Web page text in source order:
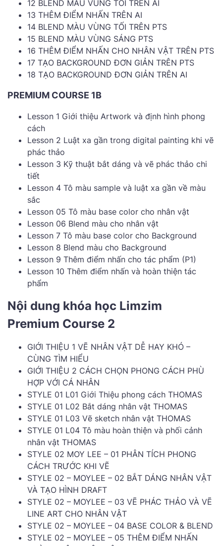
12 BLEND MÀU VÙNG TỐI TRÊN AI
13 THÊM ĐIỂM NHẤN TRÊN AI
14 BLEND MÀU VÙNG TỐI TRÊN PTS
15 BLEND MÀU VÙNG SÁNG PTS
16 THÊM ĐIỂM NHẤN CHO NHÂN VẬT TRÊN PTS
17 TẠO BACKGROUND ĐƠN GIẢN TRÊN PTS
18 TẠO BACKGROUND ĐƠN GIẢN TRÊN AI
PREMIUM COURSE 1B
Lesson 1 Giới thiệu Artwork và định hình phong
cách
Lesson 2 Luật xa gần trong digital painting khi vẽ
phác thảo
Lesson 3 Kỹ thuật bắt dáng và vẽ phác thảo chi
tiết
Lesson 4 Tô màu sample và luật xa gần về màu
sắc
Lesson 05 Tô màu base color cho nhân vật
Lesson 06 Blend màu cho nhân vật
Lesson 7 Tô màu base color cho Background
Lesson 8 Blend màu cho Background
Lesson 9 Thêm điểm nhấn cho tác phẩm (P1)
Lesson 10 Thêm điểm nhấn và hoàn thiện tác
phẩm
Nội dung khóa học Limzim
Premium Course 2
GIỚI THIỆU 1 VẼ NHÂN VẬT DỄ HAY KHÓ –
CÙNG TÌM HIỂU
GIỚI THIỆU 2 CÁCH CHỌN PHONG CÁCH PHÙ
HỢP VỚI CÁ NHÂN
STYLE 01 L01 Giới Thiệu phong cách THOMAS
STYLE 01 L02 Bắt dáng nhân vật THOMAS
STYLE 01 L03 Vẽ sketch nhân vật THOMAS
STYLE 01 L04 Tô màu hoàn thiện và phối cảnh
nhân vật THOMAS
STYLE 02 MOY LEE – 01 PHÂN TÍCH PHONG
CÁCH TRƯỚC KHI VẼ
STYLE 02 – MOYLEE – 02 BẮT DÁNG NHÂN VẬT
VÀ TẠO HÌNH DRAFT
STYLE 02 – MOYLEE – 03 VẼ PHÁC THẢO VÀ VẼ
LINE ART CHO NHÂN VẬT
STYLE 02 – MOYLEE – 04 BASE COLOR & BLEND
STYLE 02 – MOYLEE – 05 THÊM ĐIỂM NHẤN